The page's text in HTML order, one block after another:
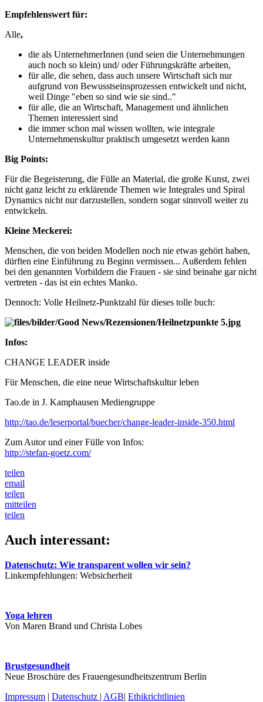
Empfehlenswert für:
Alle,
die als UnternehmerInnen (und seien die Unternehmungen
auch noch so klein) und/ oder Führungskräfte arbeiten,
für alle, die sehen, dass auch unsere Wirtschaft sich nur
aufgrund von Bewusstseinsprozessen entwickelt und nicht,
weil Dinge "eben so sind wie sie sind.."
für alle, die an Wirtschaft, Management und ähnlichen
Themen interessiert sind
die immer schon mal wissen wollten, wie integrale
Unternehmenskultur praktisch umgesetzt werden kann
Big Points:
Für die Begeisterung, die Fülle an Material, die große Kunst, zwei
nicht ganz leicht zu erklärende Themen wie Integrales und Spiral
Dynamics nicht nur darzustellen, sondern sogar sinnvoll weiter zu
entwickeln.
Kleine Meckerei:
Menschen, die von beiden Modellen noch nie etwas gehört haben,
dürften eine Einführung zu Beginn vermissen... Außerdem fehlen
bei den genannten Vorbildern die Frauen - sie sind beinahe gar nicht
vertreten - das ist ein echtes Manko.
Dennoch: Volle Heilnetz-Punktzahl für dieses tolle buch:
Infos:
CHANGE LEADER inside
Für Menschen, die eine neue Wirtschaftskultur leben
Tao.de in J. Kamphausen Mediengruppe
http://tao.de/leserportal/buecher/change-leader-inside-350.html
Zum Autor und einer Fülle von Infos:
http://stefan-goetz.com/
teilen
email
teilen
mitteilen
teilen
Auch interessant:
Datenschutz: Wie transparent wollen wir sein?
Linkempfehlungen: Websicherheit
Yoga lehren
Von Maren Brand und Christa Lobes
Brustgesundheit
Neue Broschüre des Frauengesundheitszentrum Berlin
Impressum | Datenschutz | AGB| Ethikrichtlinien